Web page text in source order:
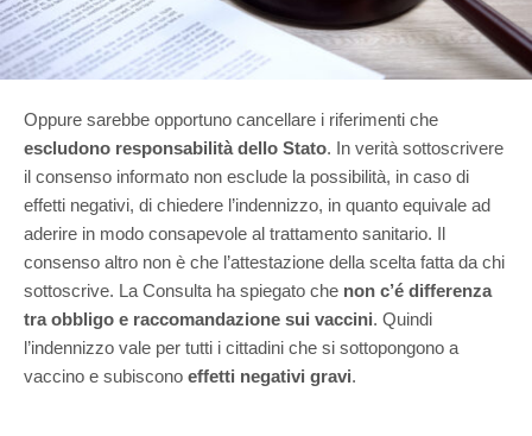
Oppure sarebbe opportuno cancellare i riferimenti che
escludono responsabilità dello Stato. In verità sottoscrivere
il consenso informato non esclude la possibilità, in caso di
effetti negativi, di chiedere l’indennizzo, in quanto equivale ad
aderire in modo consapevole al trattamento sanitario. Il
consenso altro non è che l’attestazione della scelta fatta da chi
sottoscrive. La Consulta ha spiegato che non c’é differenza
tra obbligo e raccomandazione sui vaccini. Quindi
l’indennizzo vale per tutti i cittadini che si sottopongono a
vaccino e subiscono effetti negativi gravi.